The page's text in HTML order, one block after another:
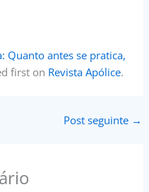
Quanto antes se pratica,
first on Revista Apólice.
Post seguinte →